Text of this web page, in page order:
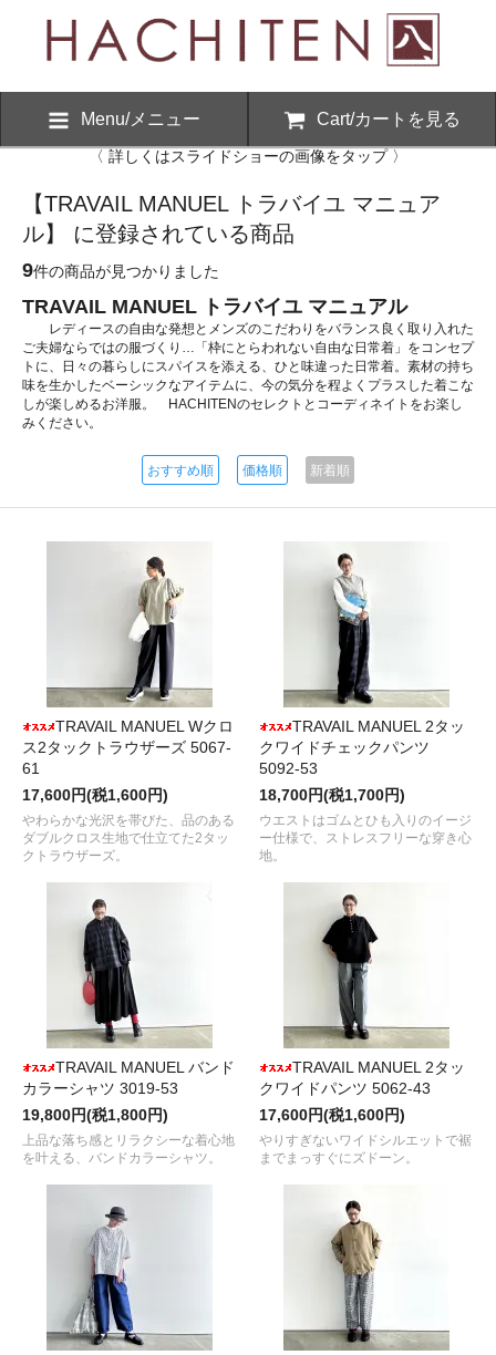
Menu/メニュー Cart/カートを見る
〈 詳しくはスライドショーの画像をタップ 〉
【TRAVAIL MANUEL トラバイユ マニュア
ル】 に登録されている商品
9件の商品が見つかりました
TRAVAIL MANUEL トラバイユ マニュアル
レディースの自由な発想とメンズのこだわりをバランス良く取り入れた
ご夫婦ならではの服づくり…「枠にとらわれない自由な日常着」をコンセプ
トに、日々の暮らしにスパイスを添える、ひと味違った日常着。素材の持ち
味を生かしたベーシックなアイテムに、今の気分を程よくプラスした着こな
しが楽しめるお洋服。 HACHITENのセレクトとコーディネイトをお楽し
みください。
おすすめ順 価格順 新着順
TRAVAIL MANUEL Wクロ
ス2タックトラウザーズ 5067-
61
17,600円(税1,600円)
やわらかな光沢を帯びた、品のある
ダブルクロス生地で仕立てた2タッ
クトラウザーズ。
TRAVAIL MANUEL 2タッ
クワイドチェックパンツ
5092-53
18,700円(税1,700円)
ウエストはゴムとひも入りのイージ
ー仕様で、ストレスフリーな穿き心
地。
TRAVAIL MANUEL バンド
カラーシャツ 3019-53
19,800円(税1,800円)
上品な落ち感とリラクシーな着心地
を叶える、バンドカラーシャツ。
TRAVAIL MANUEL 2タッ
クワイドパンツ 5062-43
17,600円(税1,600円)
やりすぎないワイドシルエットで裾
までまっすぐにズドーン。